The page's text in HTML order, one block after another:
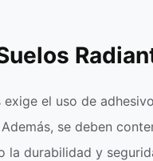
el uso de
se deben
la durabilidad y